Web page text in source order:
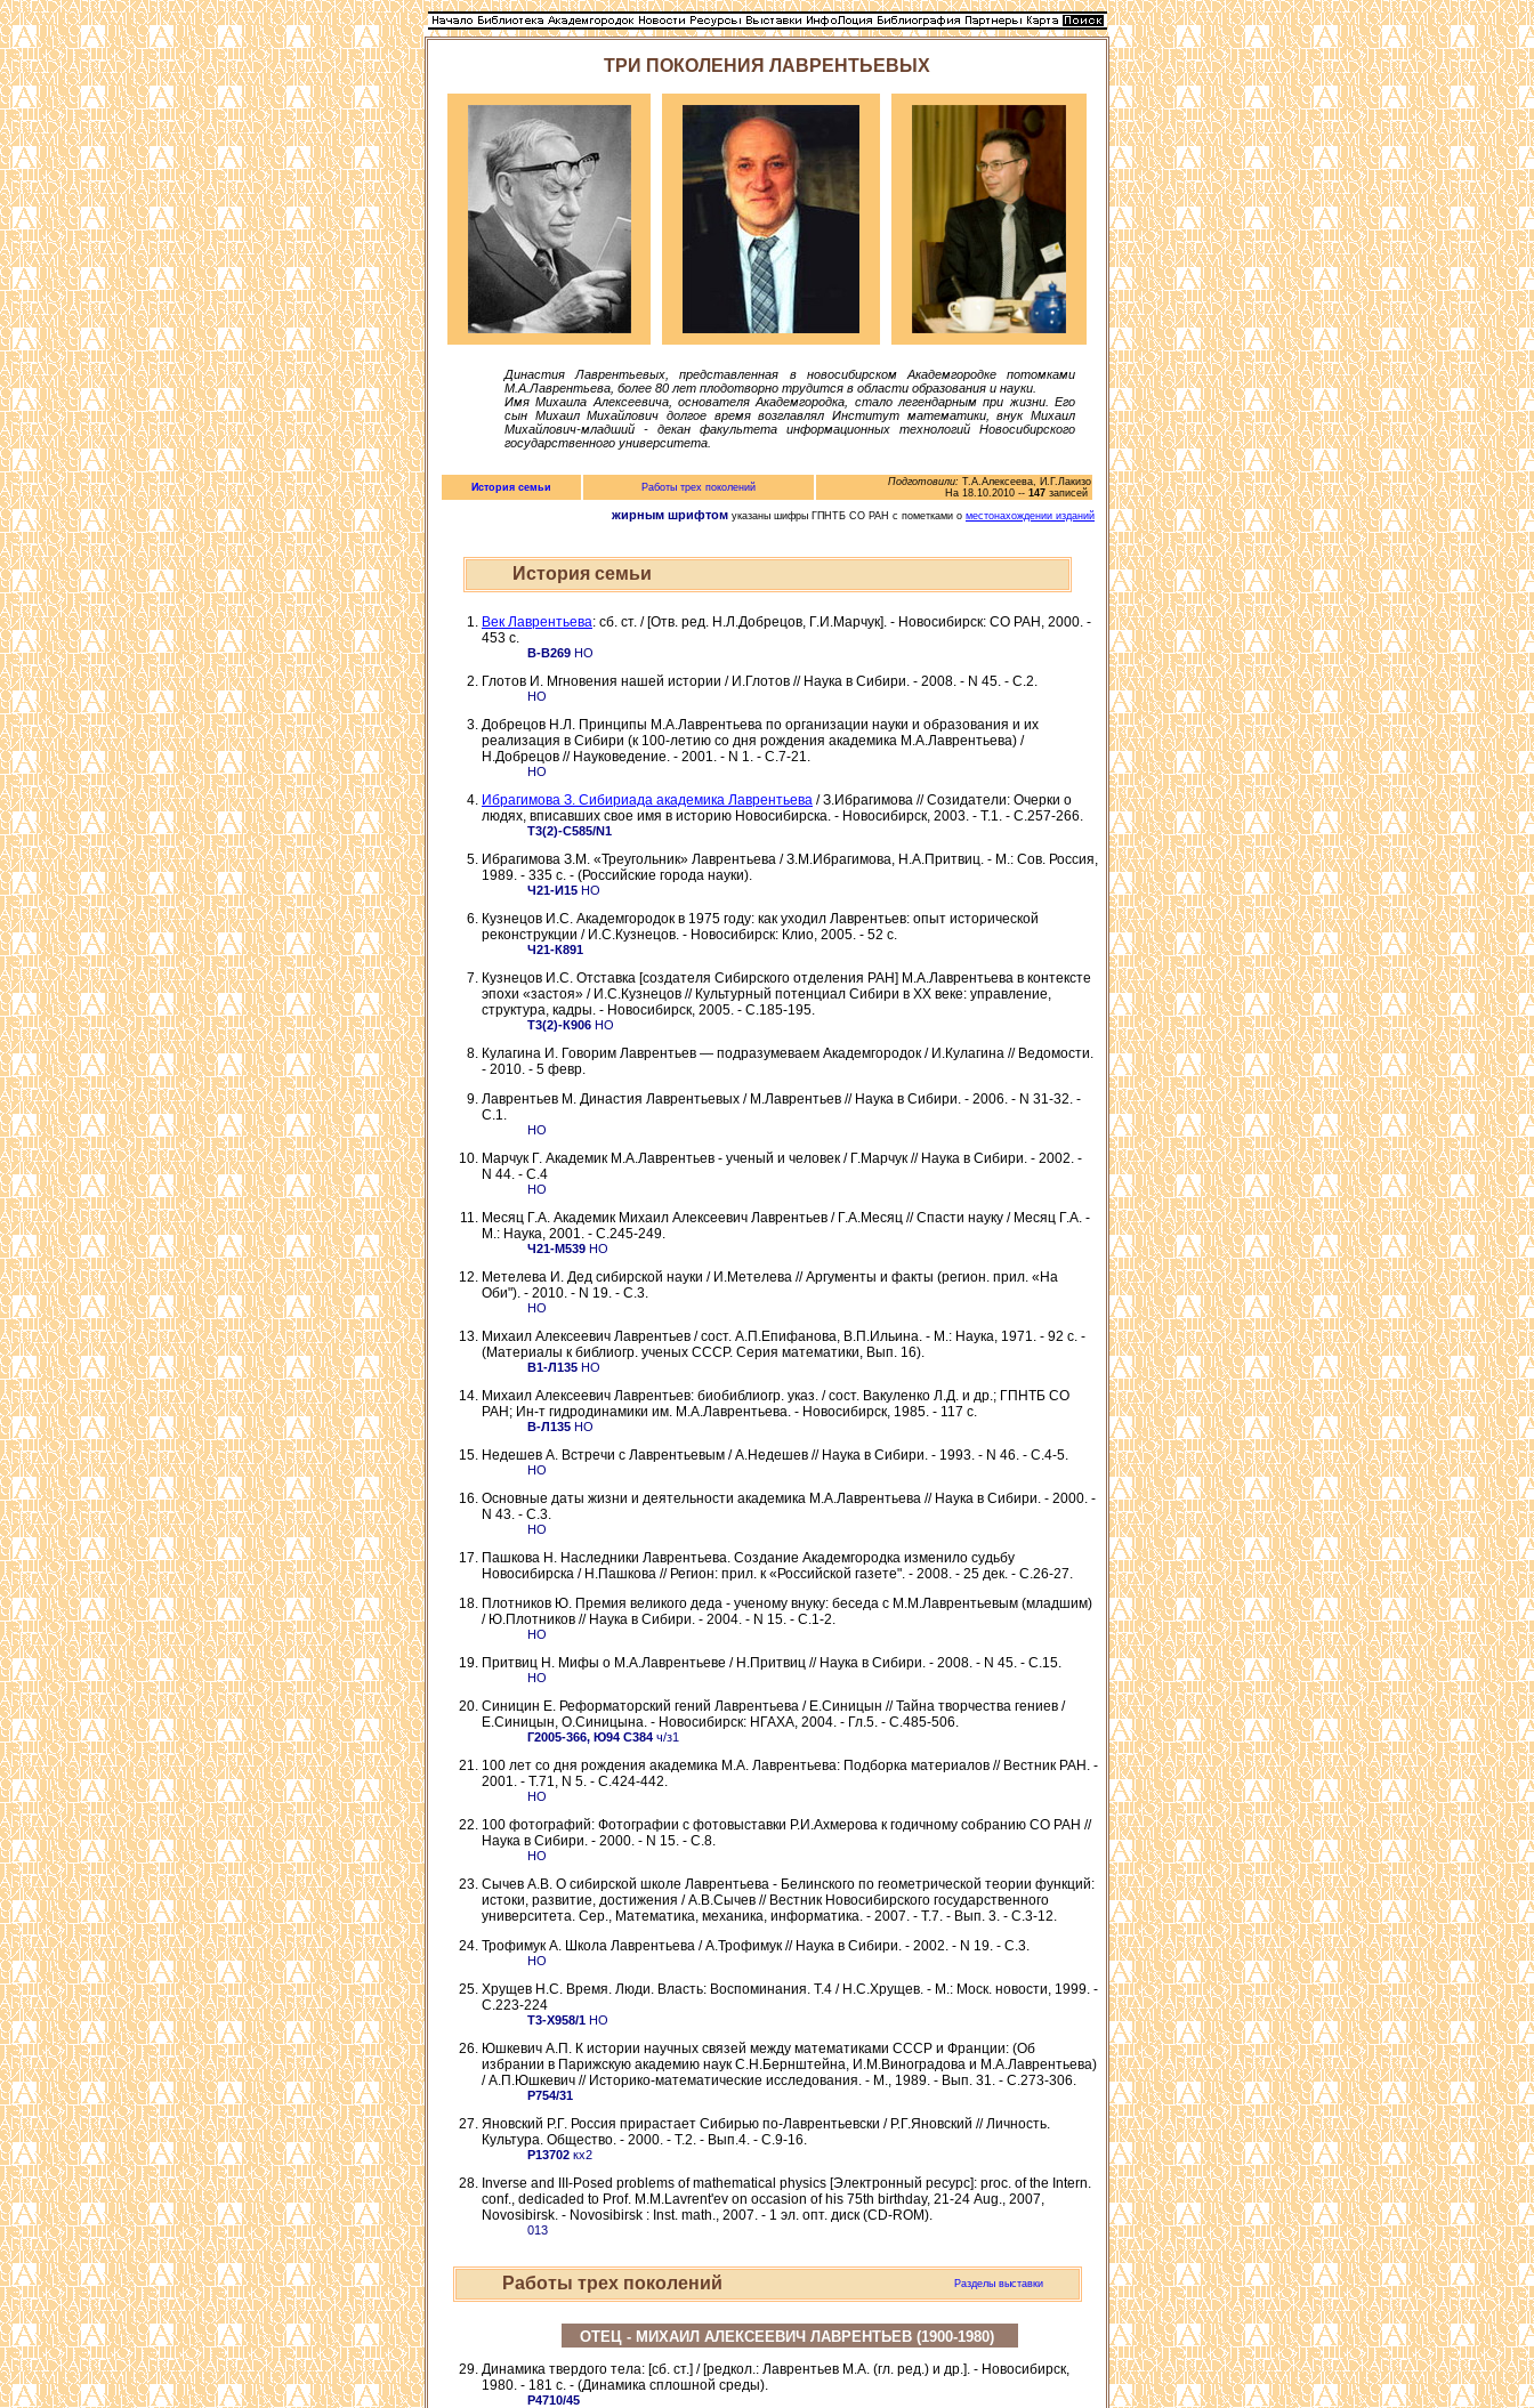
ТРИ ПОКОЛЕНИЯ ЛАВРЕНТЬЕВЫХ
Династия Лаврентьевых, представленная в новосибирском Академгородке потомками
М.А.Лаврентьева, более 80 лет плодотворно трудится в области образования и науки.
Имя Михаила Алексеевича, основателя Академгородка, стало легендарным при жизни. Его
сын Михаил Михайлович долгое время возглавлял Институт математики, внук Михаил
Михайлович-младший - декан факультета информационных технологий Новосибирского
государственного университета.
История семьи Работы трех поколений Подготовили: Т.А.Алексеева, И.Г.Лакизо
На 18.10.2010 -- 147 записей
жирным шрифтом указаны шифры ГПНТБ СО РАН с пометками о местонахождении изданий
История семьи
Век Лаврентьева: сб. ст. / [Отв. ред. Н.Л.Добрецов, Г.И.Марчук]. - Новосибирск: СО РАН, 2000. -
453 c.
В-В269 НО
Глотов И. Мгновения нашей истории / И.Глотов // Наука в Сибири. - 2008. - N 45. - С.2.
НО
Добрецов Н.Л. Принципы М.А.Лаврентьева по организации науки и образования и их
реализация в Сибири (к 100-летию со дня рождения академика М.А.Лаврентьева) /
Н.Добрецов // Науковедение. - 2001. - N 1. - C.7-21.
НО
Ибрагимова З. Сибириада академика Лаврентьева / З.Ибрагимова // Созидатели: Очерки о
людях, вписавших свое имя в историю Новосибирска. - Новосибирск, 2003. - Т.1. - C.257-266.
Т3(2)-С585/N1
Ибрагимова З.М. «Треугольник» Лаврентьева / З.М.Ибрагимова, Н.А.Притвиц. - М.: Сов. Россия,
1989. - 335 с. - (Российские города науки).
Ч21-И15 НО
Кузнецов И.С. Академгородок в 1975 году: как уходил Лаврентьев: опыт исторической
реконструкции / И.С.Кузнецов. - Новосибирск: Клио, 2005. - 52 c.
Ч21-К891
Кузнецов И.С. Отставка [создателя Сибирского отделения РАН] М.А.Лаврентьева в контексте
эпохи «застоя» / И.С.Кузнецов // Культурный потенциал Сибири в XX веке: управление,
структура, кадры. - Новосибирск, 2005. - C.185-195.
Т3(2)-К906 НО
Кулагина И. Говорим Лаврентьев — подразумеваем Академгородок / И.Кулагина // Ведомости.
- 2010. - 5 февр.
Лаврентьев М. Династия Лаврентьевых / М.Лаврентьев // Наука в Сибири. - 2006. - N 31-32. -
С.1.
НО
Марчук Г. Академик М.А.Лаврентьев - ученый и человек / Г.Марчук // Наука в Сибири. - 2002. -
N 44. - С.4
НО
Месяц Г.А. Академик Михаил Алексеевич Лаврентьев / Г.А.Месяц // Спасти науку / Месяц Г.А. -
М.: Наука, 2001. - С.245-249.
Ч21-М539 НО
Метелева И. Дед сибирской науки / И.Метелева // Аргументы и факты (регион. прил. «На
Оби"). - 2010. - N 19. - С.3.
НО
Михаил Алексеевич Лаврентьев / сост. А.П.Епифанова, В.П.Ильина. - М.: Наука, 1971. - 92 с. -
(Материалы к библиогр. ученых СССР. Серия математики, Вып. 16).
В1-Л135 НО
Михаил Алексеевич Лаврентьев: биобиблиогр. указ. / сост. Вакуленко Л.Д. и др.; ГПНТБ СО
РАН; Ин-т гидродинамики им. М.А.Лаврентьева. - Новосибирск, 1985. - 117 с.
В-Л135 НО
Недешев А. Встречи с Лаврентьевым / А.Недешев // Наука в Сибири. - 1993. - N 46. - С.4-5.
НО
Основные даты жизни и деятельности академика М.А.Лаврентьева // Наука в Сибири. - 2000. -
N 43. - С.3.
НО
Пашкова Н. Наследники Лаврентьева. Создание Академгородка изменило судьбу
Новосибирска / Н.Пашкова // Регион: прил. к «Российской газете". - 2008. - 25 дек. - C.26-27.
Плотников Ю. Премия великого деда - ученому внуку: беседа с М.М.Лаврентьевым (младшим)
/ Ю.Плотников // Наука в Сибири. - 2004. - N 15. - С.1-2.
НО
Притвиц Н. Мифы о М.А.Лаврентьеве / Н.Притвиц // Наука в Сибири. - 2008. - N 45. - C.15.
НО
Синицин Е. Реформаторский гений Лаврентьева / Е.Синицын // Тайна творчества гениев /
Е.Синицын, О.Синицына. - Новосибирск: НГАХА, 2004. - Гл.5. - С.485-506.
Г2005-366, Ю94 С384 ч/з1
100 лет со дня рождения академика М.А. Лаврентьева: Подборка материалов // Вестник РАН. -
2001. - Т.71, N 5. - C.424-442.
НО
100 фотографий: Фотографии с фотовыставки Р.И.Ахмерова к годичному собранию СО РАН //
Наука в Сибири. - 2000. - N 15. - С.8.
НО
Сычев А.В. О сибирской школе Лаврентьева - Белинского по геометрической теории функций:
истоки, развитие, достижения / А.В.Сычев // Вестник Новосибирского государственного
университета. Сер., Математика, механика, информатика. - 2007. - Т.7. - Вып. 3. - C.3-12.
Трофимук А. Школа Лаврентьева / А.Трофимук // Наука в Сибири. - 2002. - N 19. - С.3.
НО
Хрущев Н.С. Время. Люди. Власть: Воспоминания. Т.4 / Н.С.Хрущев. - М.: Моск. новости, 1999. -
С.223-224
Т3-Х958/1 НО
Юшкевич А.П. К истории научных связей между математиками СССР и Франции: (Об
избрании в Парижскую академию наук С.Н.Бернштейна, И.М.Виноградова и М.А.Лаврентьева)
/ А.П.Юшкевич // Историко-математические исследования. - М., 1989. - Вып. 31. - С.273-306.
Р754/31
Яновский Р.Г. Россия прирастает Сибирью по-Лаврентьевски / Р.Г.Яновский // Личность.
Культура. Общество. - 2000. - Т.2. - Вып.4. - C.9-16.
Р13702 кх2
Inverse and III-Posed problems of mathematical physics [Электронный ресурс]: proc. of the Intern.
conf., dedicaded to Prof. M.M.Lavrent'ev on occasion of his 75th birthday, 21-24 Aug., 2007,
Novosibirsk. - Novosibirsk : Inst. math., 2007. - 1 эл. опт. диск (CD-ROM).
013
Работы трех поколений Разделы выставки
ОТЕЦ - МИХАИЛ АЛЕКСЕЕВИЧ ЛАВРЕНТЬЕВ (1900-1980)
Динамика твердого тела: [сб. ст.] / [редкол.: Лаврентьев М.А. (гл. ред.) и др.]. - Новосибирск,
1980. - 181 с. - (Динамика сплошной среды).
Р4710/45